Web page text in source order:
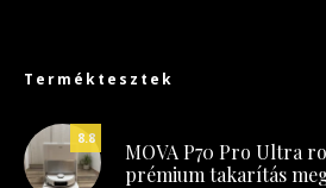
Terméktesztek
8.8
MOVA P70 Pro Ultra
prémium takarítás